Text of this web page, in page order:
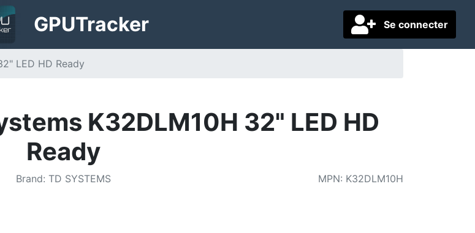
Se connecter
GPUTracker
LED HD Ready
K32DLM10H 32" LED HD
Ready
Brand: TD SYSTEMS MPN: K32DLM10H